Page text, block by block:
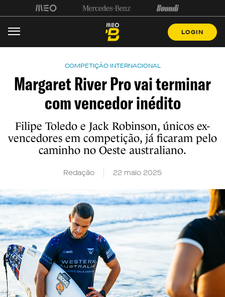
LOGIN
COMPETIÇÃO INTERNACIONAL
Margaret River Pro vai terminar
com vencedor inédito
Filipe Toledo e Jack Robinson, únicos ex-
vencedores em competição, já ficaram pelo
caminho no Oeste australiano.
Redação 22 maio 2025